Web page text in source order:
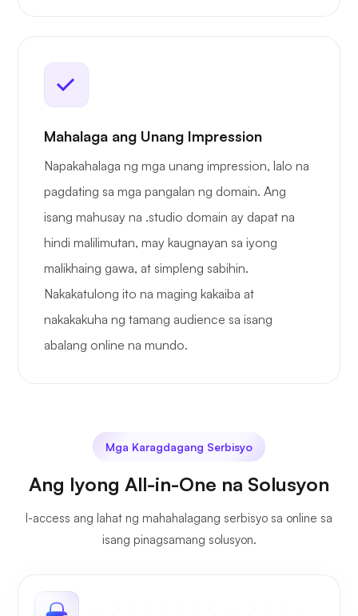
Mahalaga ang Unang Impression
Napakahalaga ng mga unang impression, lalo na
pagdating sa mga pangalan ng domain. Ang
isang mahusay na .studio domain ay dapat na
hindi malilimutan, may kaugnayan sa iyong
malikhaing gawa, at simpleng sabihin.
Nakakatulong ito na maging kakaiba at
nakakakuha ng tamang audience sa isang
abalang online na mundo.
Mga Karagdagang Serbisyo
Ang Iyong All-in-One na Solusyon
I-access ang lahat ng mahahalagang serbisyo sa online sa
isang pinagsamang solusyon.